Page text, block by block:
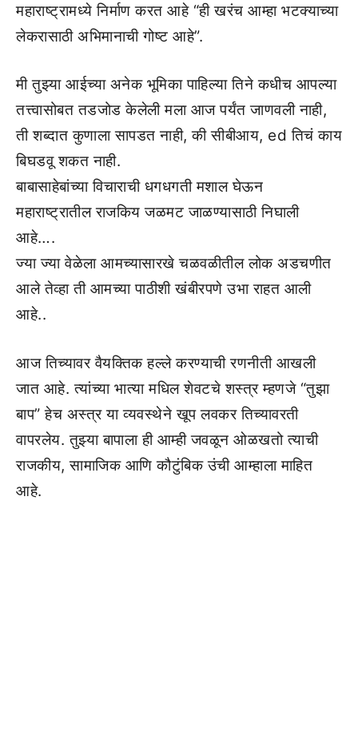
महाराष्ट्रामध्ये निर्माण करत आहे “ही खरंच आम्हा भटक्याच्या
लेकरासाठी अभिमानाची गोष्ट आहे”.
मी तुझ्या आईच्या अनेक भूमिका पाहिल्या तिने कधीच आपल्या
तत्त्वासोबत तडजोड केलेली मला आज पर्यंत जाणवली नाही,
ती शब्दात कुणाला सापडत नाही, की सीबीआय, ed तिचं काय
बिघडवू शकत नाही.
बाबासाहेबांच्या विचाराची धगधगती मशाल घेऊन
महाराष्ट्रातील राजकिय जळमट जाळण्यासाठी निघाली
आहे….
ज्या ज्या वेळेला आमच्यासारखे चळवळीतील लोक अडचणीत
आले तेव्हा ती आमच्या पाठीशी खंबीरपणे उभा राहत आली
आहे..
आज तिच्यावर वैयक्तिक हल्ले करण्याची रणनीती आखली
जात आहे. त्यांच्या भात्या मधिल शेवटचे शस्त्र म्हणजे “तुझा
बाप” हेच अस्त्र या व्यवस्थेने खूप लवकर तिच्यावरती
वापरलेय. तुझ्या बापाला ही आम्ही जवळून ओळखतो त्याची
राजकीय, सामाजिक आणि कौटुंबिक उंची आम्हाला माहित
आहे.